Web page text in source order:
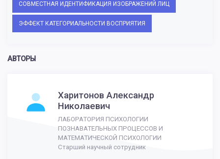
СОВМЕСТНАЯ ИДЕНТИФИКАЦИЯ ИЗОБРАЖЕНИЙ ЛИЦ
ЭФФЕКТ КАТЕГОРИАЛЬНОСТИ ВОСПРИЯТИЯ
АВТОРЫ
Харитонов Александр
Николаевич
ЛАБОРАТОРИЯ ПСИХОЛОГИИ
ПОЗНАВАТЕЛЬНЫХ ПРОЦЕССОВ И
МАТЕМАТИЧЕСКОЙ ПСИХОЛОГИИ
Старший научный сотрудник